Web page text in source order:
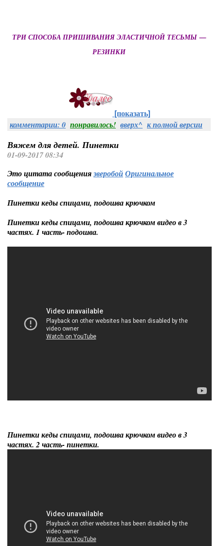
ТРИ СПОСОБА ПРИШИВАНИЯ ЭЛАСТИЧНОЙ ТЕСЬМЫ —
РЕЗИНКИ
[показать]
комментарии: 0 понравилось! вверх^ к полной версии
Вяжем для детей. Пинетки
01-09-2017 08:34
Это цитата сообщениязверобойОригинальное
сообщение
Пинетки кеды спицами, подошва крючком
Пинетки кеды спицами, подошва крючком видео в 3
частях. 1 часть- подошва.
Пинетки кеды спицами, подошва крючком видео в 3
частях. 2 часть- пинетки.